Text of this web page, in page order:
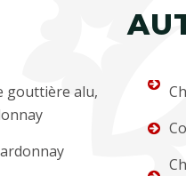
gouttière alu,